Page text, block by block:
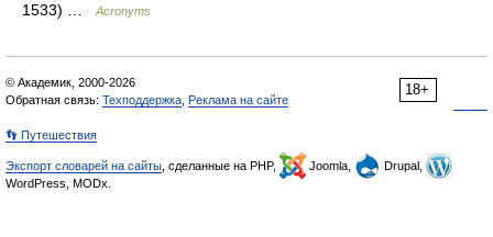
1533) …
Acronyms
18+
© Академик, 2000-2026
Обратная связь: Техподдержка Реклама на сайте
👣 Путешествия
Экспорт словарей на сайты , сделанные на PHP, Joomla,
Drupal,
WordPress, MODx.